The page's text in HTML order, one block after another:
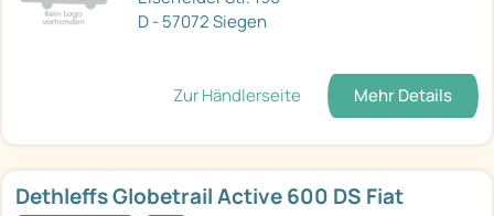
D - 57072 Siegen
Zur Händlerseite Mehr Details
Dethleffs Globetrail Active 600 DS Fiat